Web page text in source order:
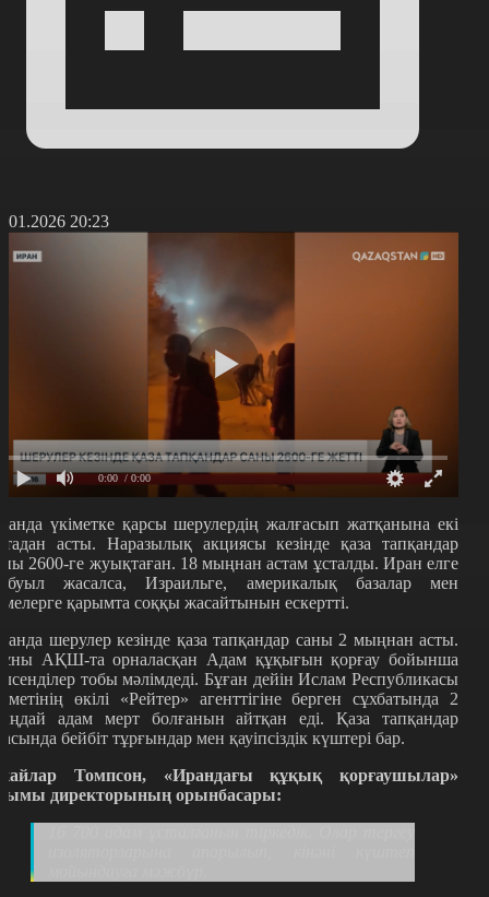
20:23
0:00 / 0:00
үкіметке қарсы шерулердің жалғасып жатқанына екі
асты. Наразылық акциясы кезінде қаза тапқандар
2600-ге жуықтаған. 18 мыңнан астам ұсталды. Иран елге
жасалса, Израильге, америкалық базалар мен
қарымта соққы жасайтынын ескертті.
шерулер кезінде қаза тапқандар саны 2 мыңнан асты.
АҚШ-та орналасқан Адам құқығын қорғау бойынша
тобы мәлімдеді. Бұған дейін Ислам Республикасы
өкілі «Рейтер» агенттігіне берген сұхбатында 2
адам мерт болғанын айтқан еді. Қаза тапқандар
бейбіт тұрғындар мен қауіпсіздік күштері бар.
Томпсон, «Ирандағы құқық қорғаушылар»
директорының орынбасары: